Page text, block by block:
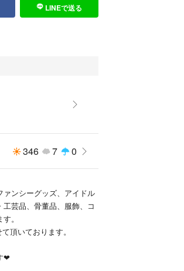
LINEで送る
346 7 0
ンシーグッズ、アイドル
芸品、骨董品、服飾、コ
。
頂いております。
❤